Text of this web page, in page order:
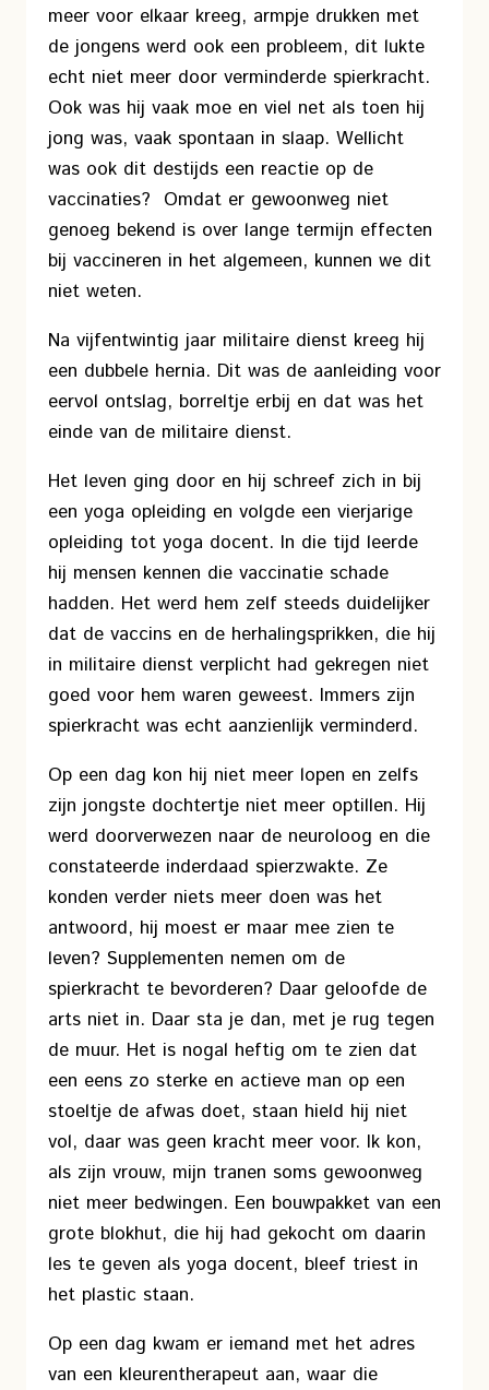
meer voor elkaar kreeg, armpje drukken met
de jongens werd ook een probleem, dit lukte
echt niet meer door verminderde spierkracht.
Ook was hij vaak moe en viel net als toen hij
jong was, vaak spontaan in slaap. Wellicht
was ook dit destijds een reactie op de
vaccinaties? Omdat er gewoonweg niet
genoeg bekend is over lange termijn effecten
bij vaccineren in het algemeen, kunnen we dit
niet weten.
Na vijfentwintig jaar militaire dienst kreeg hij
een dubbele hernia. Dit was de aanleiding voor
eervol ontslag, borreltje erbij en dat was het
einde van de militaire dienst.
Het leven ging door en hij schreef zich in bij
een yoga opleiding en volgde een vierjarige
opleiding tot yoga docent. In die tijd leerde
hij mensen kennen die vaccinatie schade
hadden. Het werd hem zelf steeds duidelijker
dat de vaccins en de herhalingsprikken, die hij
in militaire dienst verplicht had gekregen niet
goed voor hem waren geweest. Immers zijn
spierkracht was echt aanzienlijk verminderd.
Op een dag kon hij niet meer lopen en zelfs
zijn jongste dochtertje niet meer optillen. Hij
werd doorverwezen naar de neuroloog en die
constateerde inderdaad spierzwakte. Ze
konden verder niets meer doen was het
antwoord, hij moest er maar mee zien te
leven? Supplementen nemen om de
spierkracht te bevorderen? Daar geloofde de
arts niet in. Daar sta je dan, met je rug tegen
de muur. Het is nogal heftig om te zien dat
een eens zo sterke en actieve man op een
stoeltje de afwas doet, staan hield hij niet
vol, daar was geen kracht meer voor. Ik kon,
als zijn vrouw, mijn tranen soms gewoonweg
niet meer bedwingen. Een bouwpakket van een
grote blokhut, die hij had gekocht om daarin
les te geven als yoga docent, bleef triest in
het plastic staan.
Op een dag kwam er iemand met het adres
van een kleurentherapeut aan, waar die